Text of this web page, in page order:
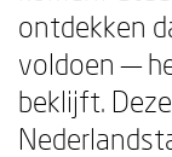
ontdekken
voldoen —
beklijft.